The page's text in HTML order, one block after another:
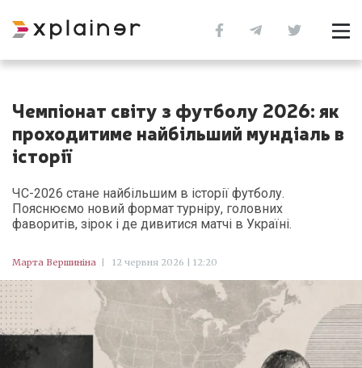
Чемпіонат світу з футболу 2026: як
проходитиме найбільший мундіаль в
історії
ЧС-2026 стане найбільшим в історії футболу.
Пояснюємо новий формат турніру, головних
фаворитів, зірок і де дивитися матчі в Україні.
Марта Вершиніна 12 червня 2026 | 12:20